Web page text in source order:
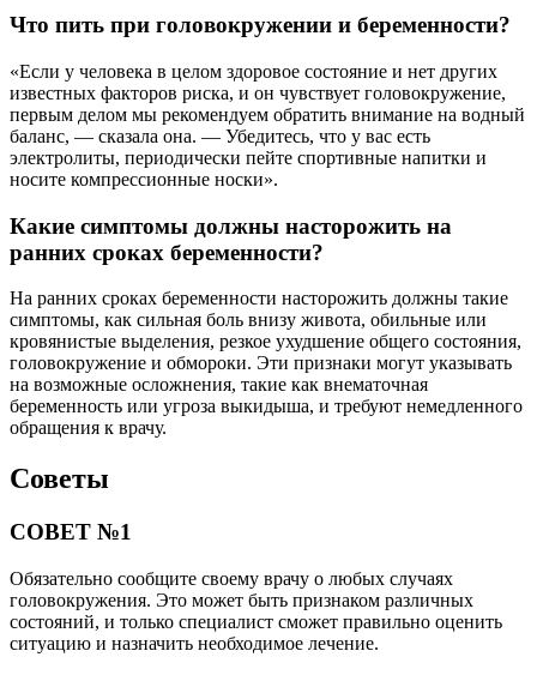
Что пить при головокружении и беременности?
«Если у человека в целом здоровое состояние и нет других
известных факторов риска, и он чувствует головокружение,
первым делом мы рекомендуем обратить внимание на водный
баланс, — сказала она. — Убедитесь, что у вас есть
электролиты, периодически пейте спортивные напитки и
носите компрессионные носки».
Какие симптомы должны насторожить на
ранних сроках беременности?
На ранних сроках беременности насторожить должны такие
симптомы, как сильная боль внизу живота, обильные или
кровянистые выделения, резкое ухудшение общего состояния,
головокружение и обмороки. Эти признаки могут указывать
на возможные осложнения, такие как внематочная
беременность или угроза выкидыша, и требуют немедленного
обращения к врачу.
Советы
СОВЕТ №1
Обязательно сообщите своему врачу о любых случаях
головокружения. Это может быть признаком различных
состояний, и только специалист сможет правильно оценить
ситуацию и назначить необходимое лечение.